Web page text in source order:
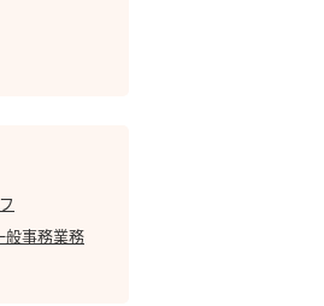
般事務業務